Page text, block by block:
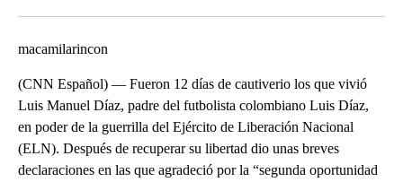
macamilarincon
(CNN Español) –– Fueron 12 días de cautiverio los que vivió
Luis Manuel Díaz, padre del futbolista colombiano Luis Díaz,
en poder de la guerrilla del Ejército de Liberación Nacional
(ELN). Después de recuperar su libertad dio unas breves
declaraciones en las que agradeció por la “segunda oportunidad